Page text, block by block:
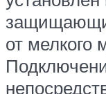
от мелкого